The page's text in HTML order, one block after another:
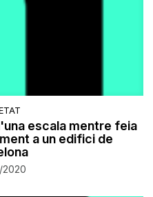
escala mentre feia
a un edifici de